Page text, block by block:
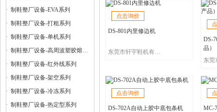
制鞋整厂设备-EVA系列
制鞋整厂设备-打粗系列
制鞋整厂设备-单机系列
制鞋整厂设备-高周波塑胶熔接机系列
制鞋整厂设备-红外线系列
制鞋整厂设备-架空系列
制鞋整厂设备-冷冻系列
制鞋整厂设备-热定型系列
点击询价
DS-801内里修边机
东莞市轩宇鞋机有限公司
DS-
品）
点击询价
DS-702A自动上胶中底包条机 MC-